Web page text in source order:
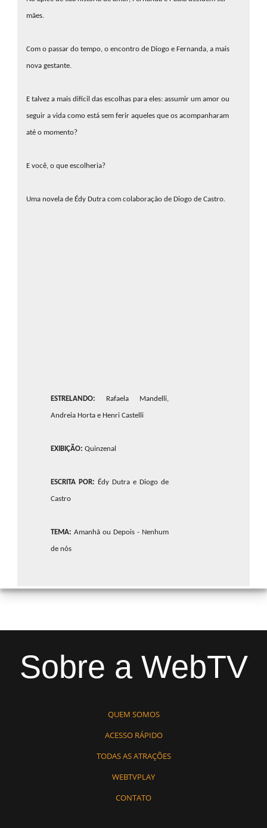
mães.
Com o passar do tempo, o encontro de Diogo e Fernanda, a mais
nova gestante.
E talvez a mais difícil das escolhas para eles: assumir um amor ou
seguir a vida como está sem ferir aqueles que os acompanharam
até o momento?
E você, o que escolheria?
Uma novela de Édy Dutra com colaboração de Diogo de Castro.
ESTRELANDO: Rafaela Mandelli,
Andreia Horta e Henri Castelli
EXIBIÇÃO: Quinzenal
ESCRITA POR: Édy Dutra e Diogo de
Castro
TEMA: Amanhã ou Depois - Nenhum
de nós
Sobre a WebTV
QUEM SOMOS
ACESSO RÁPIDO
TODAS AS ATRAÇÕES
WEBTVPLAY
CONTATO